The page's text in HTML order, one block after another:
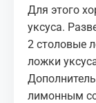
Для этого
уксуса.
2 столовые
ложки
лимонным